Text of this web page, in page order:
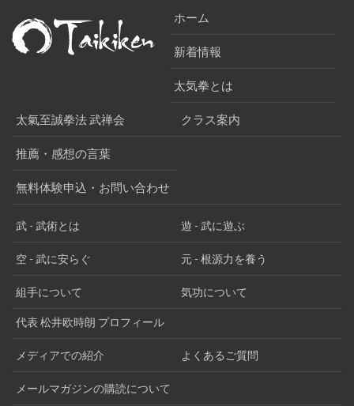
ホーム
新着情報
太気拳とは
太氣至誠拳法 武禅会 クラス案内
推薦・感想の言葉
無料体験申込・お問い合わせ
武 - 武術とは 遊 - 武に遊ぶ
空 - 武に安らぐ 元 - 根源力を養う
組手について 気功について
代表 松井欧時朗 プロフィール
メディアでの紹介 よくあるご質問
メールマガジンの購読について